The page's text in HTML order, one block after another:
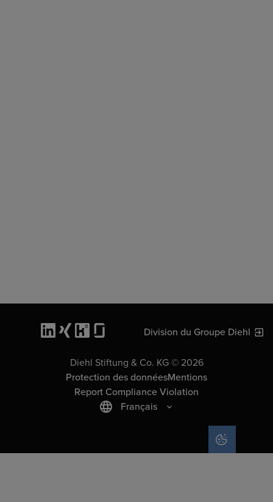
Division du Groupe Diehl
Diehl Stiftung & Co. KG © 2026
Protection des donnéesMentions
Report Compliance Violation
Français
COOKIE